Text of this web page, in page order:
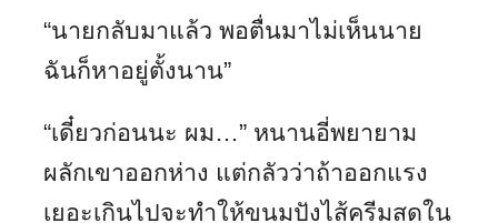
“นายกลับมาแล้ว พอตื่นมาไม่เห็นนาย
ฉันก็หาอยู่ตั้งนาน”
“เดี๋ยวก่อนนะ ผม…” หนานอี่พยายาม
ผลักเขาออกห่าง แต่กลัวว่าถ้าออกแรง
เยอะเกินไปจะทำให้ขนมปังไส้ครีมสดใน